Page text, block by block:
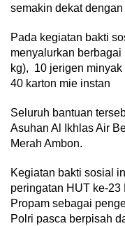
semakin dekat dengan
Pada kegiatan bakti
menyalurkan
kg), 10 jerigen minyak
40 karton mie instan
Seluruh bantuan
Asuhan Al Ikhlas Air
Merah Ambon.
Kegiatan bakti sosial
peringatan HUT ke-23
Propam sebagai
Polri pasca berpisah